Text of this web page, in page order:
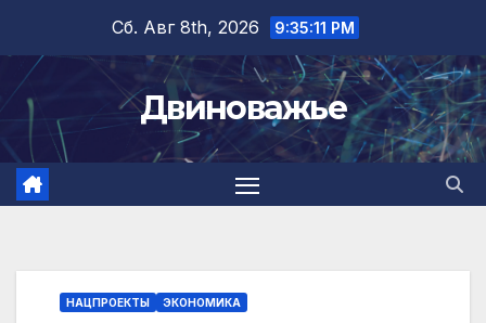
содержимому
Сб. Авг 8th, 2026 9:35:12 PM
Двиноважье
НАЦПРОЕКТЫ ЭКОНОМИКА